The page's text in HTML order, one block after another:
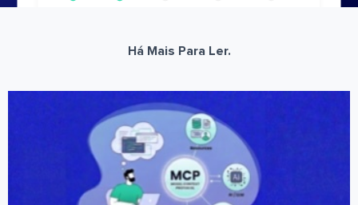
Há Mais Para Ler.